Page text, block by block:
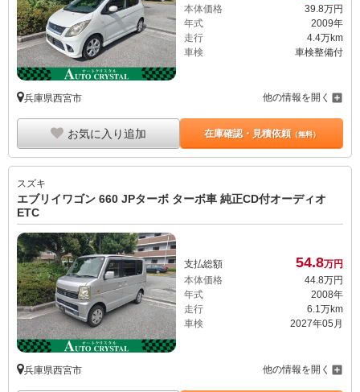
本体価格
39. 8万円
年式
2009年
走行
4.4万km
車検
車検整備付
兵庫県西宮市 他の情報を開く
お気に入り追加 在庫確認・見積依頼（無料）
スズキ
エブリイワゴン 660 JPターボ ターボ車 純正CD付オーディオ
ETC
支払総額 54.8万円
本体価格
44.8万円
年式
2008年
走行
6.1万km
車検
2027年05月
兵庫県西宮市 他の情報を開く